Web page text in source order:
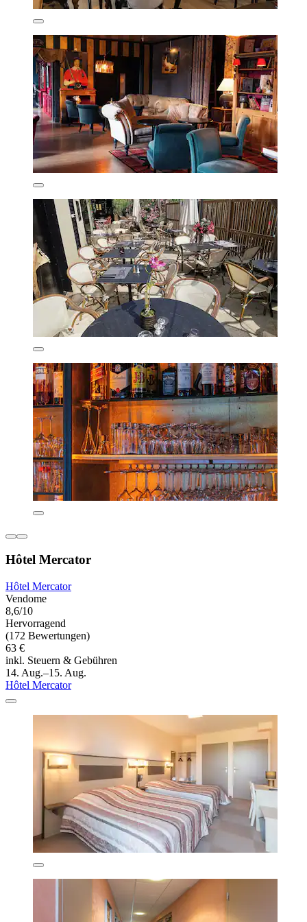
Hôtel Mercator
Hôtel Mercator
Vendome
8,6/10
Hervorragend
(172 Bewertungen)
63 €
inkl. Steuern & Gebühren
14. Aug.–15. Aug.
Hôtel Mercator